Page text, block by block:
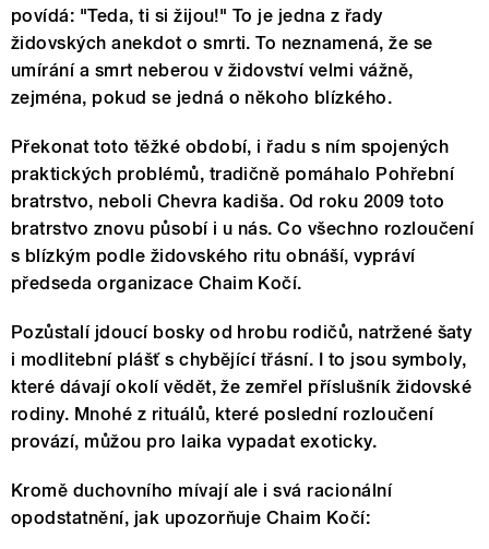
povídá: "Teda, ti si žijou!" To je jedna z řady
židovských anekdot o smrti. To neznamená, že se
umírání a smrt neberou v židovství velmi vážně,
zejména, pokud se jedná o někoho blízkého.
Překonat toto těžké období, i řadu s ním spojených
praktických problémů, tradičně pomáhalo Pohřební
bratrstvo, neboli Chevra kadiša. Od roku 2009 toto
bratrstvo znovu působí i u nás. Co všechno rozloučení
s blízkým podle židovského ritu obnáší, vypráví
předseda organizace Chaim Kočí.
Pozůstalí jdoucí bosky od hrobu rodičů, natržené šaty
i modlitební plášť s chybějící třásní. I to jsou symboly,
které dávají okolí vědět, že zemřel příslušník židovské
rodiny. Mnohé z rituálů, které poslední rozloučení
provází, můžou pro laika vypadat exoticky.
Kromě duchovního mívají ale i svá racionální
opodstatnění, jak upozorňuje Chaim Kočí: